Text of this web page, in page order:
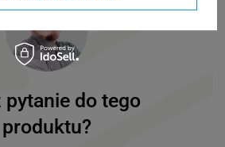
pytanie do tego
produktu?